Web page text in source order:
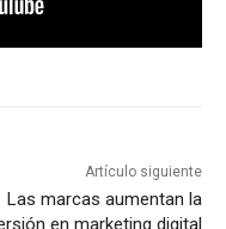
Artículo siguiente
Las marcas aumentan la
en marketing digital